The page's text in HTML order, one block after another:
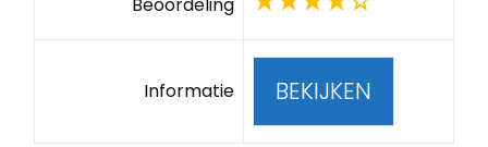
Beoordeling
Informatie BEKIJKEN